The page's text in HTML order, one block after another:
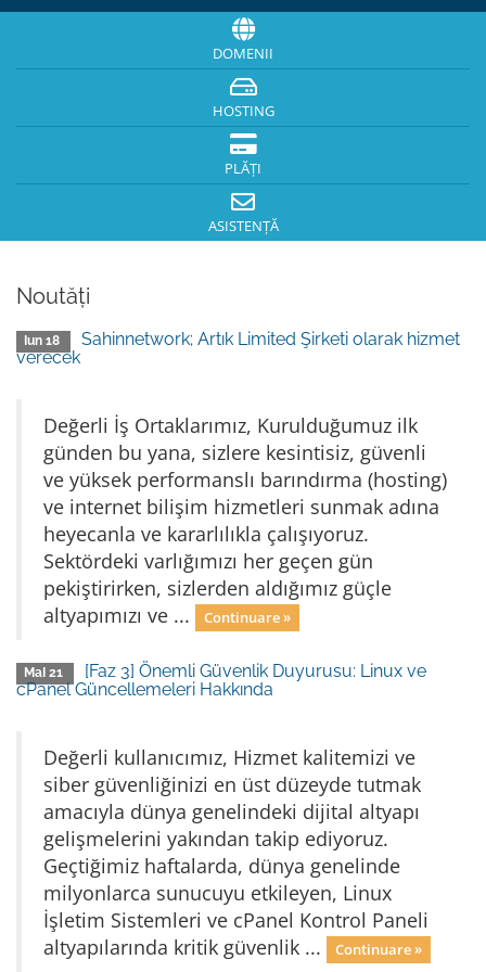
DOMENII
HOSTING
PLĂȚI
ASISTENȚĂ
Noutăți
Iun 18
Sahinnetwork; Artık Limited Şirketi olarak hizmet
verecek
Değerli İş Ortaklarımız, Kurulduğumuz ilk
günden bu yana, sizlere kesintisiz, güvenli
ve yüksek performanslı barındırma (hosting)
ve internet bilişim hizmetleri sunmak adına
heyecanla ve kararlılıkla çalışıyoruz.
Sektördeki varlığımızı her geçen gün
pekiştirirken, sizlerden aldığımız güçle
altyapımızı ve ...
Continuare »
MaI 21
[Faz 3] Önemli Güvenlik Duyurusu: Linux ve
cPanel Güncellemeleri Hakkında
Değerli kullanıcımız, Hizmet kalitemizi ve
siber güvenliğinizi en üst düzeyde tutmak
amacıyla dünya genelindeki dijital altyapı
gelişmelerini yakından takip ediyoruz.
Geçtiğimiz haftalarda, dünya genelinde
milyonlarca sunucuyu etkileyen, Linux
İşletim Sistemleri ve cPanel Kontrol Paneli
altyapılarında kritik güvenlik ...
Continuare »